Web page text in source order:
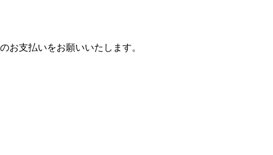
お支払いをお願いいたします。